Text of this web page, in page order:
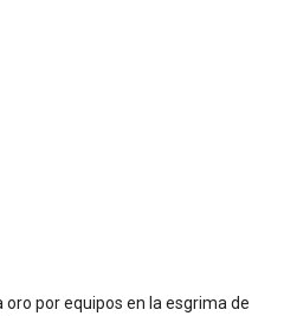
por equipos en la esgrima de